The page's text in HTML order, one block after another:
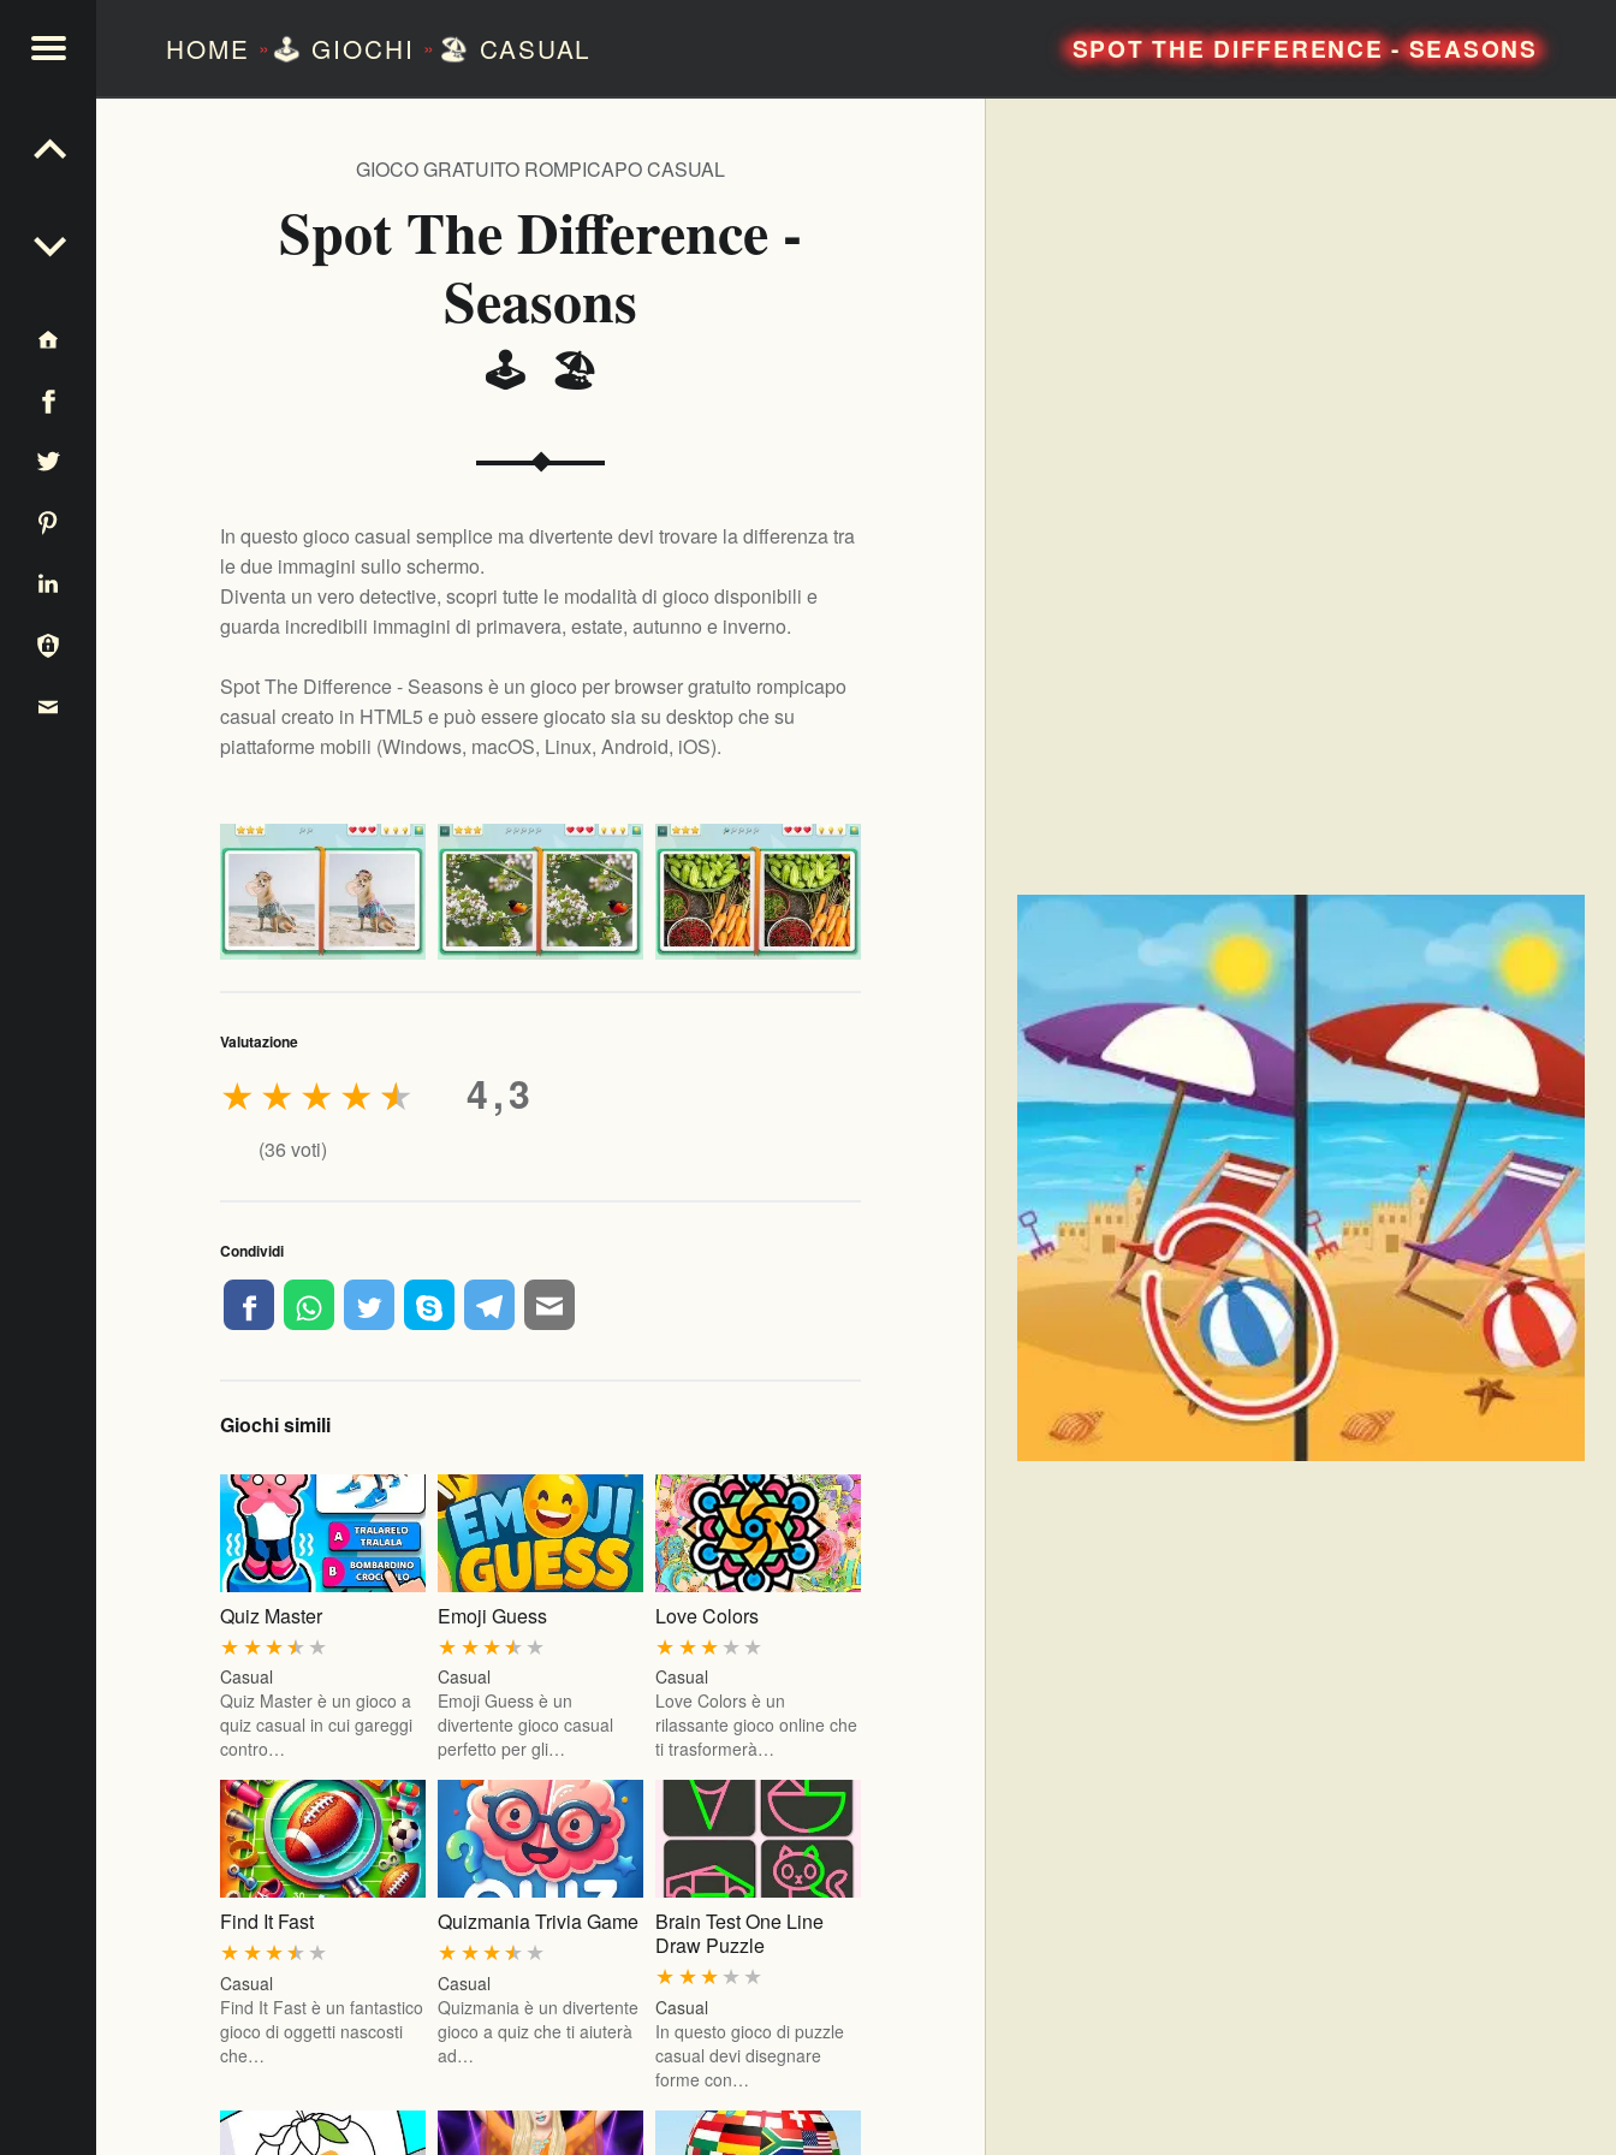
HOME »🕹️ GIOCHI » 🏖️ CASUAL SPOT THE DIFFERENCE - SEASONS
Spot The Difference -
Seasons
🕹️ 🏖️
GIOCO GRATUITO ROMPICAPO CASUAL
In questo gioco casual semplice ma divertente devi trovare la differenza tra
le due immagini sullo schermo.
Diventa un vero detective, scopri tutte le modalità di gioco disponibili e
guarda incredibili immagini di primavera, estate, autunno e inverno.
Spot The Difference - Seasons è un gioco per browser gratuito rompicapo
casual creato in HTML5 e può essere giocato sia su desktop che su
piattaforme mobili (Windows, macOS, Linux, Android, iOS).
Valutazione
4,3
★
★
★
★
★
(36 voti)
Condividi
Giochi simili
Quiz Master
★
★
★
★
★
Casual
Quiz Master è un gioco a
quiz casual in cui gareggi
contro…
Emoji Guess
★
★
★
★
★
Casual
Emoji Guess è un
divertente gioco casual
perfetto per gli…
Love Colors
★
★
★
★
★
Casual
Love Colors è un
rilassante gioco online che
ti trasformerà…
Find It Fast
★
★
★
★
★
Casual
Find It Fast è un fantastico
gioco di oggetti nascosti
che…
Quizmania Trivia Game
★
★
★
★
★
Casual
Quizmania è un divertente
gioco a quiz che ti aiuterà
ad…
Brain Test One Line
Draw Puzzle
★
★
★
★
★
Casual
In questo gioco di puzzle
casual devi disegnare
forme con…